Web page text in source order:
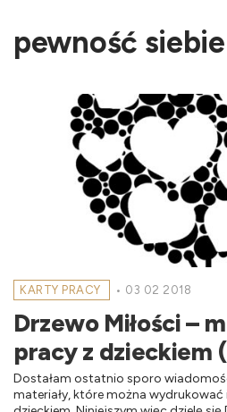
pewność siebie
KARTY PRACY • 03 02 2018
Drzewo Miłości –
pracy z dzieckiem
Dostałam ostatnio sporo
materiały, które można